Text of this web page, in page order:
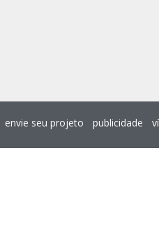
envie seu projeto publicidade